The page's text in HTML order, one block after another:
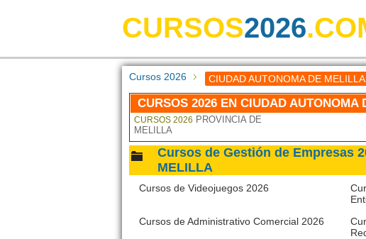
CURSOS2026
Cursos 2026 CIUDAD AUTONOMA DE MELILLA
CURSOS 2026 EN CIUDAD AUTONOMA
CURSOS 2026 PROVINCIA DE
MELILLA
Cursos de Gestión de Empresas
MELILLA
Cursos de Videojuegos 2026
Cursos de Administrativo Comercial 2026